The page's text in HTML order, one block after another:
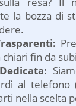
la bozza di
fin da
al telefono
nella scelta